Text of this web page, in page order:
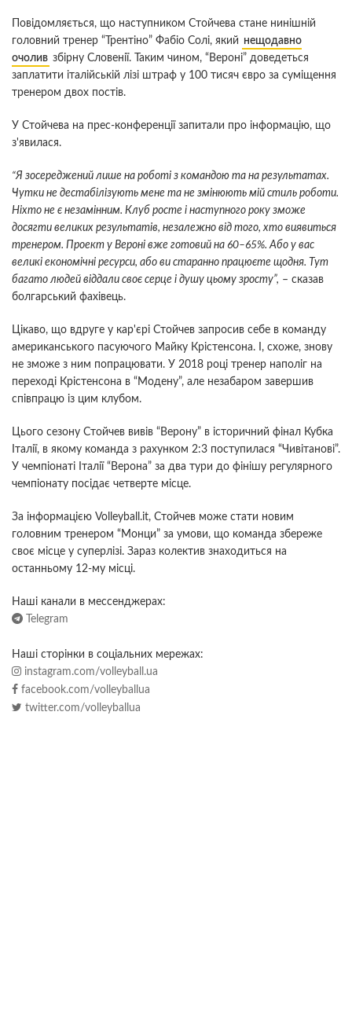
Повідомляється, що наступником Стойчева стане нинішній
головний тренер “Трентіно” Фабіо Солі, який нещодавно
очолив збірну Словенії. Таким чином, “Вероні” доведеться
заплатити італійській лізі штраф у 100 тисяч євро за суміщення
тренером двох постів.
У Стойчева на прес-конференції запитали про інформацію, що
з'явилася.
“Я зосереджений лише на роботі з командою та на результатах.
Чутки не дестабілізують мене та не змінюють мій стиль роботи.
Ніхто не є незамінним. Клуб росте і наступного року зможе
досягти великих результатів, незалежно від того, хто виявиться
тренером. Проект у Вероні вже готовий на 60–65%. Або у вас
великі економічні ресурси, або ви старанно працюєте щодня. Тут
багато людей віддали своє серце і душу цьому зросту”, – сказав
болгарський фахівець.
Цікаво, що вдруге у кар'єрі Стойчев запросив себе в команду
американського пасуючого Майку Крістенсона. І, схоже, знову
не зможе з ним попрацювати. У 2018 році тренер наполіг на
переході Крістенсона в “Модену”, але незабаром завершив
співпрацю із цим клубом.
Цього сезону Стойчев вивів “Верону” в історичний фінал Кубка
Італії, в якому команда з рахунком 2:3 поступилася “Чивітанові”.
У чемпіонаті Італії “Верона” за два тури до фінішу регулярного
чемпіонату посідає четверте місце.
За інформацією Volleyball.it, Стойчев може стати новим
головним тренером “Монци” за умови, що команда збереже
своє місце у суперлізі. Зараз колектив знаходиться на
останньому 12-му місці.
Наші канали в мессенджерах:
Telegram
Наші сторінки в соціальних мережах:
instagram.com/volleyball.ua
facebook.com/volleyballua
twitter.com/volleyballua